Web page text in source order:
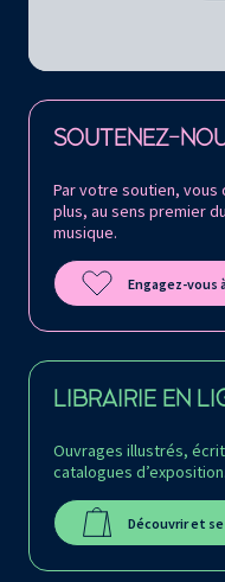
SOUTENEZ-
Par votre soutien, vous
plus, au sens premier
musique.
Engagez-vous
LIBRAIRIE EN
Ouvrages illustrés,
catalogues
Découvrir et
Retrouvez la Philharmonie